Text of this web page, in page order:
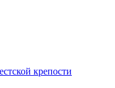
крепости